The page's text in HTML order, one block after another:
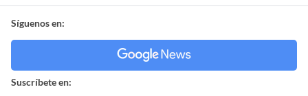
Síguenos en:
Suscríbete en: